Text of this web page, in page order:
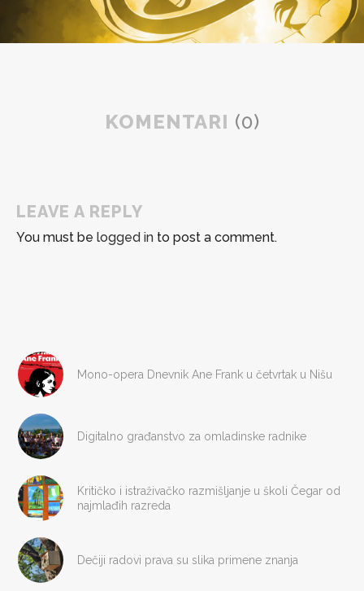
KOMENTARI (0)
LEAVE A REPLY
You must be logged in to post a comment.
Mono-opera Dnevnik Ane Frank u četvrtak u Nišu
Digitalno građanstvo za omladinske radnike
Kritičko i istraživačko razmišljanje u školi Čegar od
najmlađih razreda
Dečiji radovi prava su slika primene znanja